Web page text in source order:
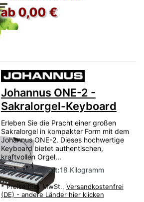
ab 0,00 €
Johannus ONE-2 -
Sakralorgel-Keyboard
Erleben Sie die Pracht einer großen
Sakralorgel in kompakter Form mit dem
Johannus ONE-2. Dieses hochwertige
Keyboard bietet authentischen,
kraftvollen Orgel...
Versandgewicht:18 Kilogramm
* Preise inkl. MwSt., Versandkostenfrei
(DE) - andere Länder hier klicken